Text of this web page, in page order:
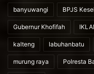
banyuwangi BPJS
Gubernur Khofifah
kalteng labuhanbatu
murung raya Polresta